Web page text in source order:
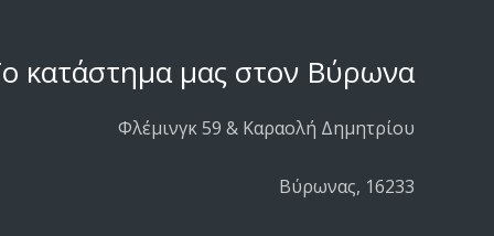
κατάστημα μας στον Βύρωνα
Φλέμινγκ 59 & Καραολή Δημητρίου
Βύρωνας, 16233